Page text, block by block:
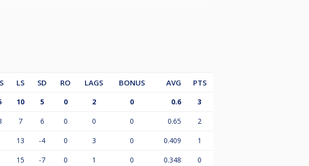
van Cuescore bepaald. Afhankelijk van het aantal
is bepalend hierin).
LS SD RO LAGS BONUS AVG
PTS
10 5 0 2 0 0.6 3
7 6 0 0 0 0.65 2
13 -4 0 3 0 0.409 1
15 -7 0 1 0 0.348 0